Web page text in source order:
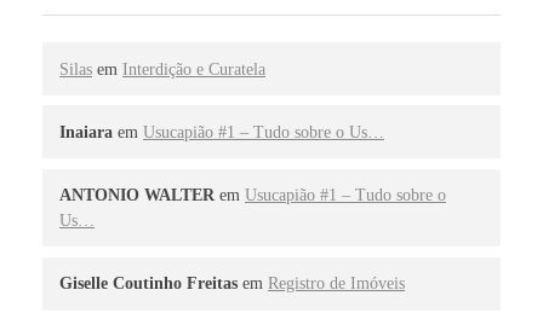
Silas em Interdição e Curatela
Inaiara em Usucapião #1 – Tudo sobre o Us…
ANTONIO WALTER em Usucapião #1 – Tudo sobre o
Us…
Giselle Coutinho Freitas em Registro de Imóveis